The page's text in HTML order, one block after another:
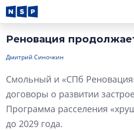
Реновация
Дмитрий Синочкин
Смольный и «СПб
договоры о развитии
Программа расселения
до 2029 года.